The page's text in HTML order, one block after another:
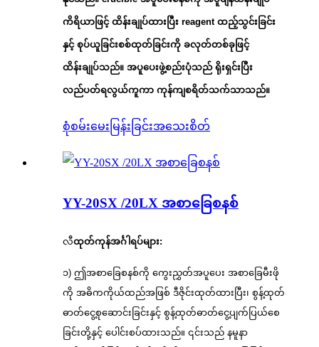
ကိရိယာဖြင့် ထိန်းချုပ်ထားပြီး reagent ထည့်သွင်းခြင်း
နှင့် စုပ်ယူခြင်းစစ်ထုတ်ခြင်းကို ခလုတ်တစ်ခုဖြင့်
ထိန်းချုပ်သည်။ အပူပေးဖွဲ့စည်းပုံသည် ရိုးရှင်းပြီး
လည်ပတ်ရလွယ်ကူကာ ကုန်ကျစရိတ်သက်သာသည်။
စုံစမ်းမေးမြန်းခြင်းအသေးစိတ်
YY-20SX /20LX အစာခြေစနစ်
လီထုတ်ကုန်အင်္ဂါရပ်များ:
၁) ဤအစာခြေစနစ်ကို ကွေးညွှတ်အပူပေး အစာခြေမီးဖို
ကို အဓိကကိုယ်ထည်အဖြစ် ဒီဇိုင်းထုတ်ထားပြီး၊ စွန့်ထုတ်
ဓာတ်ငွေ့စုဆောင်းခြင်းနှင့် စွန့်ထုတ်ဓာတ်ငွေ့ပျက်ပြယ်စေ
ခြင်းတို့နှင့် ပေါင်းစပ်ထားသည်။ ၎င်းသည် နမူနာ